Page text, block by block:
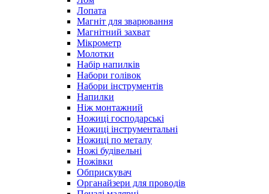
Лопата
Магніт для зварювання
Магнітний захват
Мікрометр
Молотки
Набір напилків
Набори голівок
Набори інструментів
Напилки
Ніж монтажний
Ножиці господарські
Ножиці інструментальні
Ножиці по металу
Ножі будівельні
Ножівки
Обприскувач
Органайзери для проводів